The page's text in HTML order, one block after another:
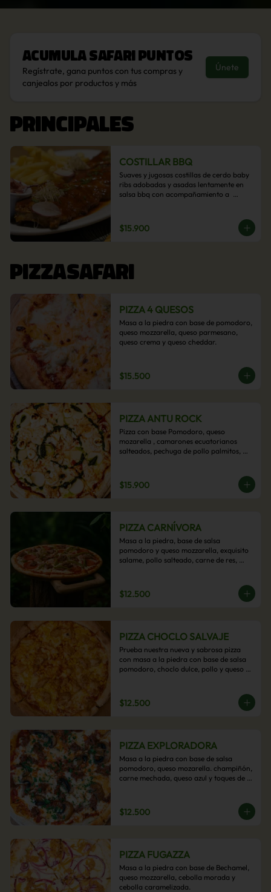
AcumulaSafari Puntos
Regístrate, gana puntos con tus compras y
canjealos por productos y más
Únete
PRINCIPALES
COSTILLAR BBQ
Suaves y jugosas costillas de cerdo baby
ribs adobadas y asadas lentamente en
salsa bbq con acompañamiento a
salteadas, Papas parmentier, Papas
fritas, Arroz blanco.
$15.900
PIZZASAFARI
PIZZA 4 QUESOS
Masa a la piedra con base de pomodoro,
queso mozzarella, queso parmesano,
queso crema y queso cheddar.
$15.500
PIZZA ANTU ROCK
Pizza con base Pomodoro, queso
mozarella , camarones ecuatorianos
salteados, pechuga de pollo palmitos,
$15.900
PIZZA CARNÍVORA
Masa a la piedra, base de salsa
pomodoro y queso mozzarella, exquisito
salame, pollo salteado, carne de res,
$12.500
PIZZA CHOCLO SALVAJE
Prueba nuestra nueva y sabrosa pizza
con masa a la piedra con base de salsa
pomodoro, choclo dulce, pollo y queso
$12.500
PIZZA EXPLORADORA
Masa a la piedra con base de salsa
pomodoro, queso mozarella. champiñón,
carne mechada, queso azul y toques de
$12.500
PIZZA FUGAZZA
Masa a la piedra con base de Bechamel,
queso mozzarella, cebolla morada y
cebolla caramelizada.